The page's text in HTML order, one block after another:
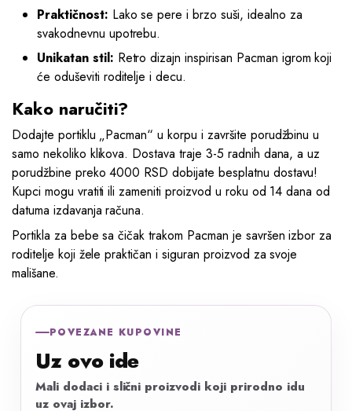
Praktičnost: Lako se pere i brzo suši, idealno za
svakodnevnu upotrebu.
Unikatan stil: Retro dizajn inspirisan Pacman igrom koji
će oduševiti roditelje i decu.
Kako naručiti?
Dodajte portiklu „Pacman“ u korpu i završite porudžbinu u
samo nekoliko klikova. Dostava traje 3-5 radnih dana, a uz
porudžbine preko 4000 RSD dobijate besplatnu dostavu!
Kupci mogu vratiti ili zameniti proizvod u roku od 14 dana od
datuma izdavanja računa.
Portikla za bebe sa čičak trakom Pacman je savršen izbor za
roditelje koji žele praktičan i siguran proizvod za svoje
mališane.
POVEZANE KUPOVINE
Uz ovo ide
Mali dodaci i slični proizvodi koji prirodno idu
uz ovaj izbor.